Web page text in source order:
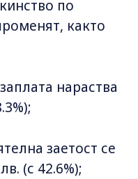
по
както
нараства
заетост се
(с 42.6%);